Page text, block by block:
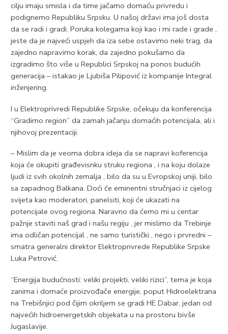
cilju imaju smisla i da time jačamo domaću privredu i
podignemo Republiku Srpsku. U našoj državi ima još dosta
da se radi i gradi. Poruka kolegama koji kao i mi rade i grade ,
jeste da je najveći uspjeh da iza sebe ostavimo neki trag, da
zajedno napravimo korak, da zajedno pokušamo da
izgradimo što više u Republici Srpskoj na ponos budućih
generacija – istakao je Ljubiša Pilipović iz kompanije Integral
inženjering.
I u Elektroprivredi Republike Srpske, očekuju da konferencija
“Gradimo region” da zamah jačanju domaćih potencijala, ali i
njihovoj prezentaciji.
– Mislim da je veoma dobra ideja da se napravi koferencija
koja će okupiti građevisnku struku regiona , i na koju dolaze
ljudi iz svih okolnih zemalja , bilo da su u Evropskoj uniji, bilo
sa zapadnog Balkana. Doći će eminentni stručnjaci iz cijelog
svijeta kao moderatori, panelsiti, koji će ukazati na
potencijale ovog regiona. Naravno da ćemo mi u centar
pažnje staviti naš grad i našu regiju , jer mislimo da Trebinje
ima odličan potencijal , ne samo turistički , nego i prvredni –
smatra generalni direktor Elektroprivrede Republike Srpske
Luka Petrović.
“Energija budućnosti: veliki projekti, veliki rizici”, tema je koja
zanima i domaće proizvođače energije, poput Hidroelektrana
na Trebišnjici pod čijim okriljem se gradi HE Dabar, jedan od
najvećih hidroenergetskih objekata u na prostoru bivše
Јugaslavije.